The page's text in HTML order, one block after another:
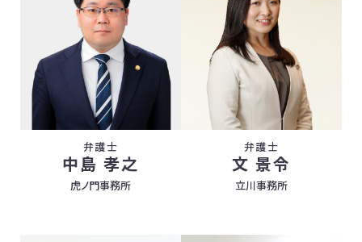
弁護士
中島 孝之
虎ノ門事務所
弁護士
文 景令
立川事務所